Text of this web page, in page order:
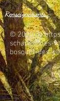
Renseignements :
© 2020 by
schapendoes-
bosquet-des-